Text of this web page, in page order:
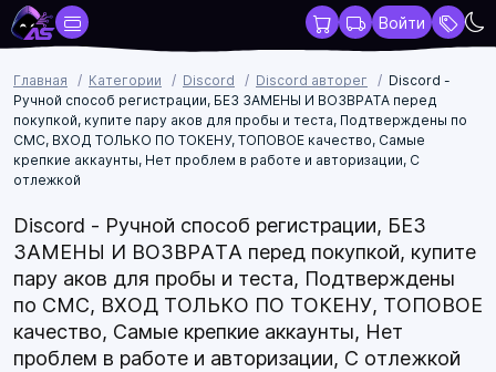
Войти
Главная Категории Discord Discord авторег
Discord -
Ручной способ регистрации, БЕЗ ЗАМЕНЫ И ВОЗВРАТА перед
покупкой, купите пару аков для пробы и теста, Подтверждены по
СМС, ВХОД ТОЛЬКО ПО ТОКЕНУ, ТОПОВОЕ качество, Самые
крепкие аккаунты, Нет проблем в работе и авторизации, С
отлежкой
Discord - Ручной способ регистрации, БЕЗ
ЗАМЕНЫ И ВОЗВРАТА перед покупкой, купите
пару аков для пробы и теста, Подтверждены
по СМС, ВХОД ТОЛЬКО ПО ТОКЕНУ, ТОПОВОЕ
качество, Самые крепкие аккаунты, Нет
проблем в работе и авторизации, С отлежкой